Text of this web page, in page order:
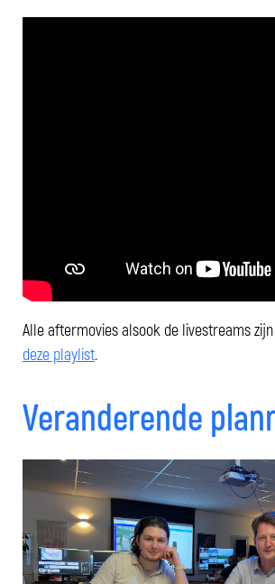
Alle aftermovies alsook de livestreams
deze playlist.
Veranderende